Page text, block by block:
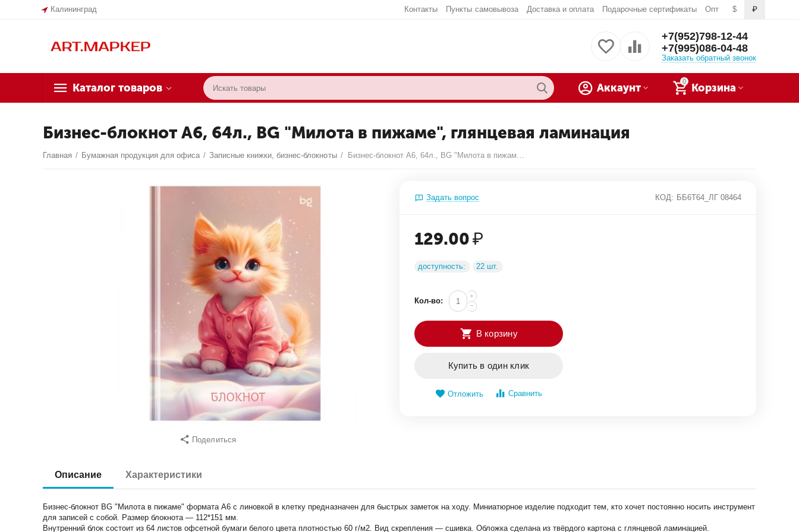
Калининград $ ₽
Контакты Пункты самовывоза Доставка и оплата Подарочные сертификаты Опт
+7(952)798-12-44
+7(995)086-04-48
Заказать обратный звонок
Каталог товаров
0
Корзина
Аккаунт
Бизнес-блокнот А6, 64л., BG "Милота в пижаме", глянцевая ламинация
Главная / Бумажная продукция для офиса / Записные книжки, бизнес-блокноты / Бизнес-блокнот А6, 64л., BG "Милота в пижаме", глянцевая ламинация
Поделиться
Задать вопрос КОД: ББ6Т64_ЛГ 08464
129.00₽
доступность: 22 шт.
Кол-во:
+
−
В корзину
Купить в один клик
Отложить Сравнить
Описание Характеристики
Бизнес-блокнот BG "Милота в пижаме" формата А6 с линовкой в клетку предназначен для быстрых заметок на ходу. Миниатюрное изделие подходит тем, кто хочет постоянно носить инструмент
для записей с собой. Размер блокнота — 112*151 мм.
Внутренний блок состоит из 64 листов офсетной бумаги белого цвета плотностью 60 г/м2. Вид скрепления — сшивка. Обложка сделана из твёрдого картона с глянцевой ламинацией.